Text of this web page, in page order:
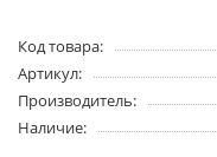
Код товара:
Артикул:
Производитель:
Наличие: